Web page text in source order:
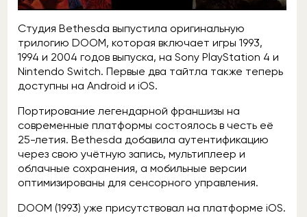
Студия Bethesda выпустила оригинальную
трилогию DOOM, которая включает игры 1993,
1994 и 2004 годов выпуска, на Sony PlayStation 4 и
Nintendo Switch. Первые два тайтла также теперь
доступны на Android и iOS.
Портирование легендарной франшизы на
современные платформы состоялось в честь её
25-летия. Bethesda добавила аутентификацию
через свою учётную запись, мультиплеер и
облачные сохранения, а мобильные версии
оптимизированы для сенсорного управления.
DOOM (1993) уже присутствовал на платформе iOS.